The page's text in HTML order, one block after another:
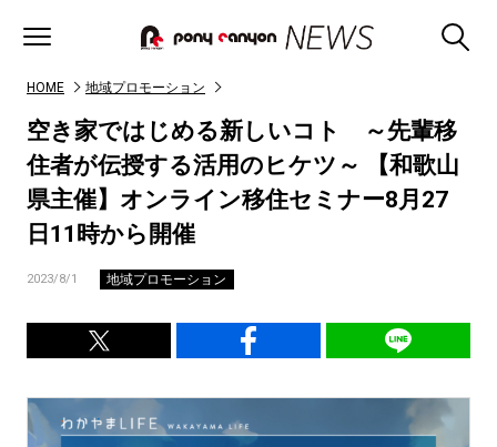
HOME 地域プロモーション
空き家ではじめる新しいコト ～先輩移
住者が伝授する活用のヒケツ～ 【和歌山
県主催】オンライン移住セミナー8月27
日11時から開催
2023/8/1 地域プロモーション